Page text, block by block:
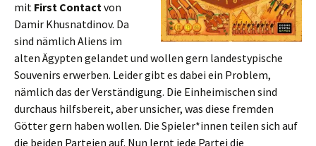
mit First Contactvon
Damir Khusnatdinov. Da
sind nämlich Aliens im
alten Ägypten gelandet und wollen gern landestypische
Souvenirs erwerben. Leider gibt es dabei ein Problem,
nämlich das der Verständigung. Die Einheimischen sind
durchaus hilfsbereit, aber unsicher, was diese fremden
Götter gern haben wollen. Die Spieler*innen teilen sich auf
die beiden Parteien auf. Nun lernt jede Partei die